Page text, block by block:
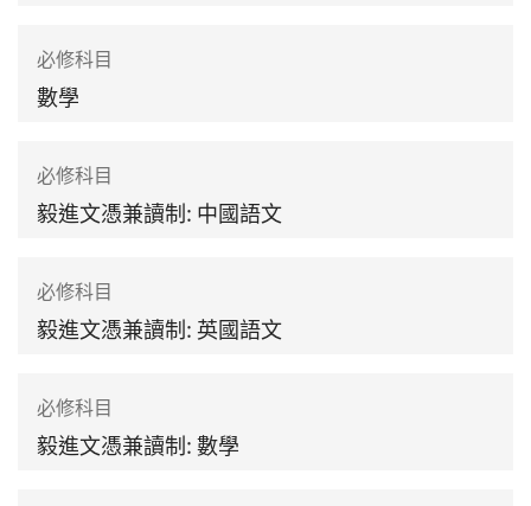
必修科目
數學
必修科目
毅進文憑兼讀制: 中國語文
必修科目
毅進文憑兼讀制: 英國語文
必修科目
毅進文憑兼讀制: 數學